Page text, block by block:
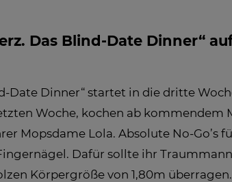
Das Blind-Date Dinner“
Date Dinner“ startet in die dritte
Woche, kochen ab kommendem
Mopsdame Lola. Absolute No-Go’s
Dafür sollte ihr
Körpergröße von 1,80m überragen.